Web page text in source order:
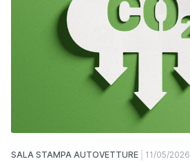
SALA STAMPA AUTOVETTURE 11/05/2026